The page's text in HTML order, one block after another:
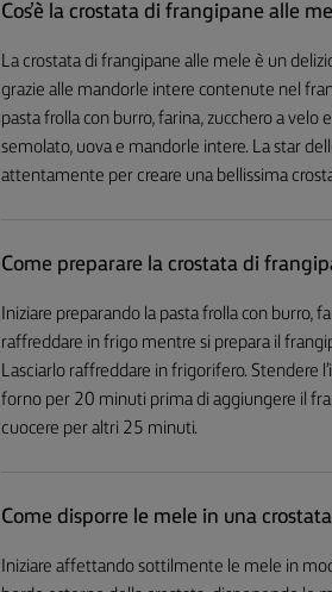
Cos’è la crostata di frangipane alle
La crostata di frangipane alle mele è un
grazie alle mandorle intere contenute nel
pasta frolla con burro, farina, zucchero a velo
semolato, uova e mandorle intere. La star
attentamente per creare una bellissima
Come preparare la crostata di
Iniziare preparando la pasta frolla con burro,
raffreddare in frigo mentre si prepara il
Lasciarlo raffreddare in frigorifero. Stendere
forno per 20 minuti prima di aggiungere il
cuocere per altri 25 minuti.
Come disporre le mele in una
Iniziare affettando sottilmente le mele in